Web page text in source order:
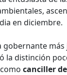
en diciembre.
gobernante más
la distinción
canciller